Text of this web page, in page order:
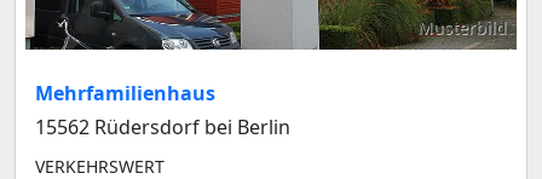
Musterbild
Mehrfamilienhaus
15562 Rüdersdorf bei Berlin
VERKEHRSWERT